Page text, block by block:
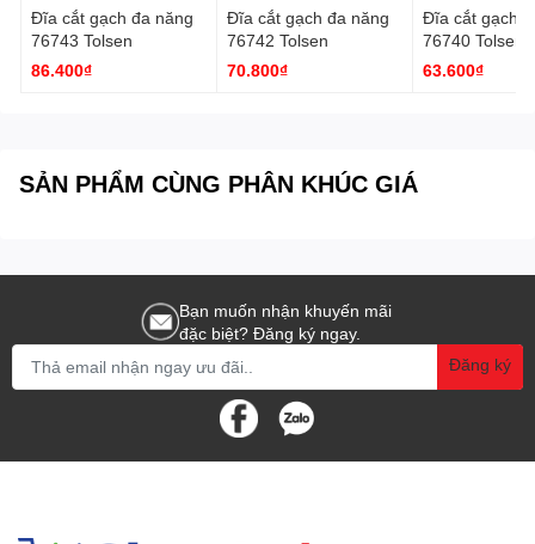
Đĩa cắt gạch đa năng
76743 Tolsen
86.400₫
Đĩa cắt gạch đa năng
76742 Tolsen
70.800₫
Đĩa cắt gạch đa năng
76740 Tolsen
63.600₫
SẢN PHẨM CÙNG PHÂN KHÚC GIÁ
Bạn muốn nhận khuyến mãi
đặc biệt? Đăng ký ngay.
Đăng ký